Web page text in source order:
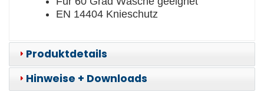
EN 14404 Knieschutz
Produktdetails
Hinweise + Downloads